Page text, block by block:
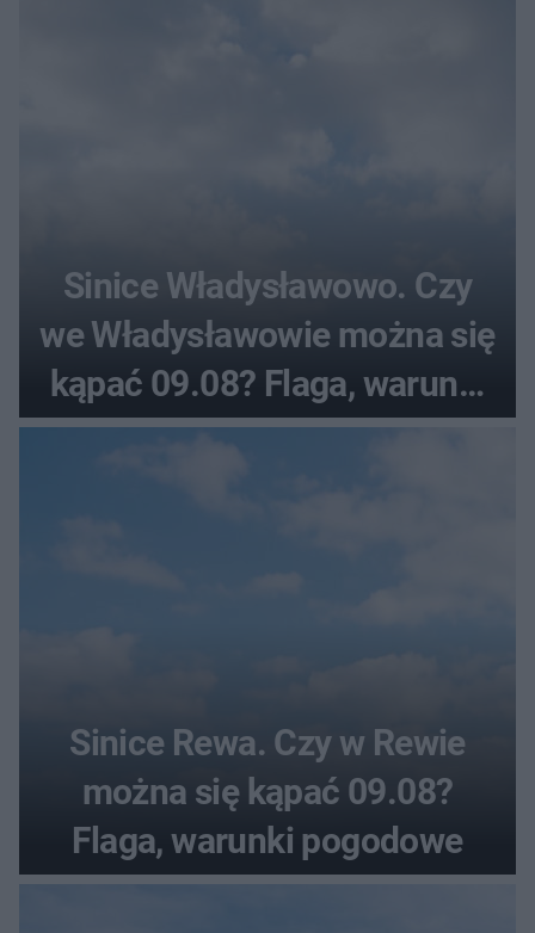
Sinice Władysławowo. Czy
we Władysławowie można się
kąpać 09.08? Flaga, warunki
pogodowe
Sinice Rewa. Czy w Rewie
można się kąpać 09.08?
Flaga, warunki pogodowe